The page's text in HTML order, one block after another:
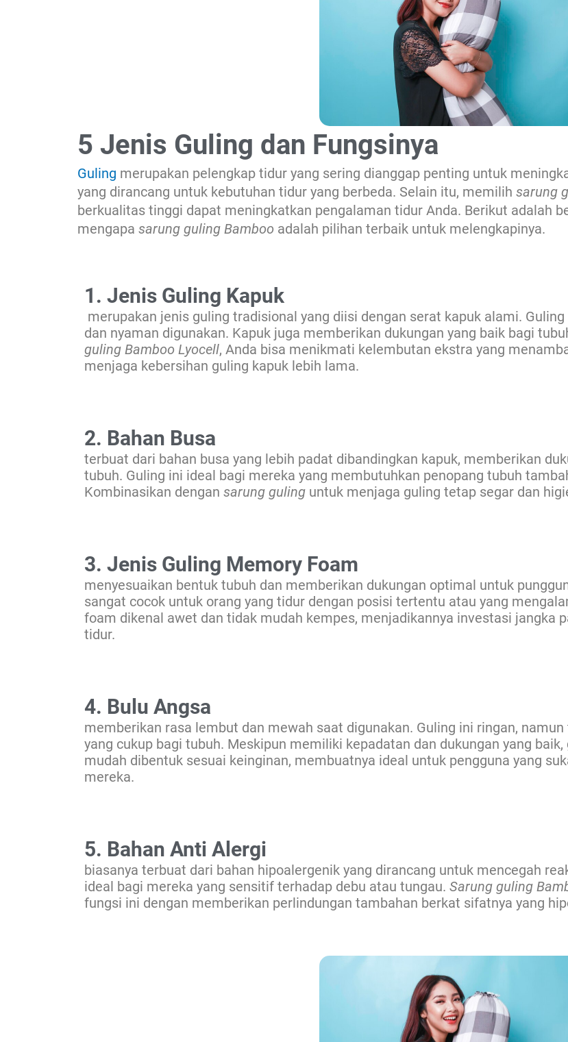
5 Jenis Guling dan Fungsinya
Guling merupakan pelengkap tidur yang sering dianggap penting untuk
yang dirancang untuk kebutuhan tidur yang berbeda. Selain itu, memilih sarung
berkualitas tinggi dapat meningkatkan pengalaman tidur Anda. Berikut adalah
mengapa sarung guling Bamboo adalah pilihan terbaik untuk melengkapinya.
1. Jenis Guling Kapuk
merupakan jenis guling tradisional yang diisi dengan serat kapuk alami.
dan nyaman digunakan. Kapuk juga memberikan dukungan yang baik bagi
guling Bamboo Lyocell, Anda bisa menikmati kelembutan ekstra yang
menjaga kebersihan guling kapuk lebih lama.
2. Bahan Busa
terbuat dari bahan busa yang lebih padat dibandingkan kapuk, memberikan
tubuh. Guling ini ideal bagi mereka yang membutuhkan penopang tubuh
Kombinasikan dengan sarung guling untuk menjaga guling tetap segar dan
3. Jenis Guling Memory Foam
menyesuaikan bentuk tubuh dan memberikan dukungan optimal untuk
sangat cocok untuk orang yang tidur dengan posisi tertentu atau yang
foam dikenal awet dan tidak mudah kempes, menjadikannya investasi jangka
tidur.
4. Bulu Angsa
memberikan rasa lembut dan mewah saat digunakan. Guling ini ringan,
yang cukup bagi tubuh. Meskipun memiliki kepadatan dan dukungan yang
mudah dibentuk sesuai keinginan, membuatnya ideal untuk pengguna yang
mereka.
5. Bahan Anti Alergi
biasanya terbuat dari bahan hipoalergenik yang dirancang untuk mencegah
ideal bagi mereka yang sensitif terhadap debu atau tungau. Sarung guling
fungsi ini dengan memberikan perlindungan tambahan berkat sifatnya yang